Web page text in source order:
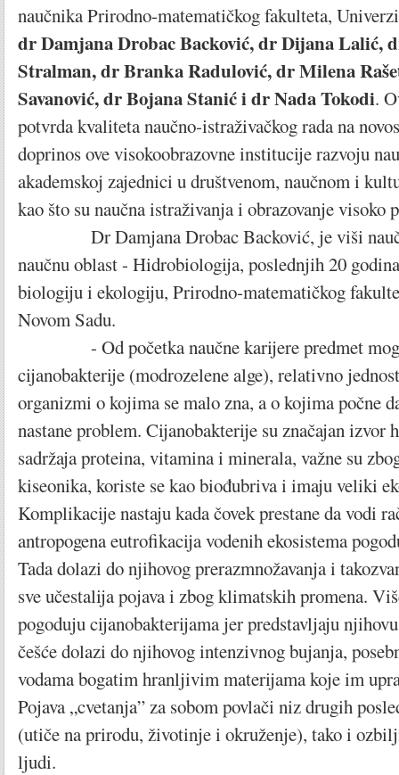
naučnika Prirodno-matematičkog fakulteta,
dr Damjana Drobac Backović, dr Dijana Lalić,
Stralman, dr Branka Radulović, dr Milena
Savanović, dr Bojana Stanić i dr Nada Tokodi.
potvrda kvaliteta naučno-istraživačkog rada na
doprinos ove visokoobrazovne institucije razvoju
akademskoj zajednici u društvenom, naučnom i
kao što su naučna istraživanja i obrazovanje visoko
Dr Damjana Drobac Backović, je viši
naučnu oblast - Hidrobiologija, poslednjih 20
biologiju i ekologiju, Prirodno-matematičkog
Novom Sadu.
- Od početka naučne karijere predmet mog
cijanobakterije (modrozelene alge), relativno
organizmi o kojima se malo zna, a o kojima počne
nastane problem. Cijanobakterije su značajan izvor
sadržaja proteina, vitamina i minerala, važne su
kiseonika, koriste se kao biođubriva i imaju veliki
Komplikacije nastaju kada čovek prestane da vodi
antropogena eutrofikacija vodenih ekosistema
Tada dolazi do njihovog prerazmnožavanja i
sve učestalija pojava i zbog klimatskih promena.
pogoduju cijanobakterijama jer predstavljaju
češće dolazi do njihovog intenzivnog bujanja,
vodama bogatim hranljivim materijama koje im
Pojava „cvetanja” za sobom povlači niz drugih
(utiče na prirodu, životinje i okruženje), tako i
ljudi.